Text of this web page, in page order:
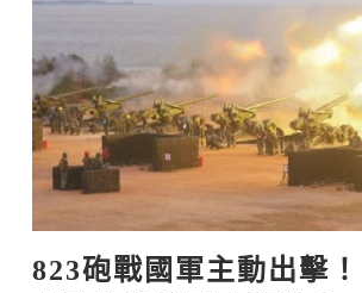
823砲戰國軍主動出擊